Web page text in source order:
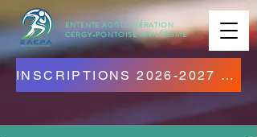
ENTENTE AGGLOMÉRATION
CERGY-PONTOISEATHLÉTISME
INSCRIPTIONS 2026-2027 OUVERTES ! CLIQUEZ ICI !